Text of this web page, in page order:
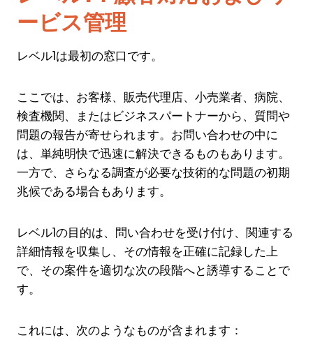
ービス管理
レベル1は最初の窓口です。
ここでは、お客様、販売代理店、小売業者、病院、
検査機関、またはビジネスパートナーから、質問や
問題の報告が寄せられます。お問い合わせの中に
は、単純明快で迅速に解決できるものもあります。
一方で、さらなる調査が必要な技術的な問題の初期
兆候である場合もあります。
レベル1の目的は、問い合わせを受け付け、関連する
詳細情報を収集し、その情報を正確に記録した上
で、その案件を適切な次の段階へと誘導することで
す。
これには、次のようなものが含まれます：